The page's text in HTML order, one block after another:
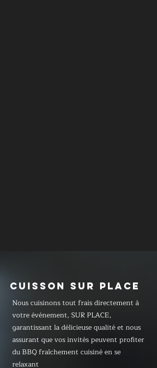
CUISSON SUR PLACE
Nous cuisinons tout frais directement à
votre événement, SUR PLACE,
garantissant la délicieuse qualité et nous
assurant que vos invités peuvent profiter
du BBQ fraîchement cuisiné en se
relaxant